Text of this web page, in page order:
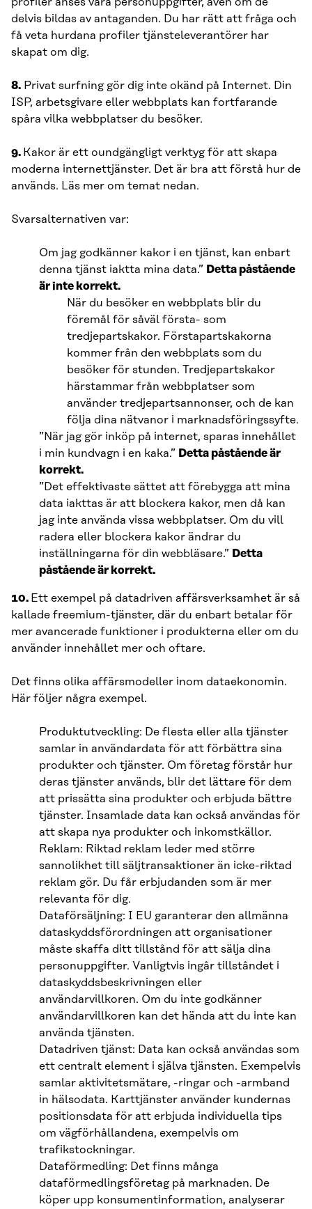
delvis bildas av antaganden. Du har rätt att fråga och
få veta hurdana profiler tjänsteleverantörer har
skapat om dig.
8. Privat surfning gör dig inte okänd på Internet. Din
ISP, arbetsgivare eller webbplats kan fortfarande
spåra vilka webbplatser du besöker.
9. Kakor är ett oundgängligt verktyg för att skapa
moderna internettjänster. Det är bra att förstå hur de
används. Läs mer om temat nedan.
Svarsalternativen var:
Om jag godkänner kakor i en tjänst, kan enbart
denna tjänst iaktta mina data.” Detta påstående
är inte korrekt.
När du besöker en webbplats blir du
föremål för såväl första- som
tredjepartskakor. Förstapartskakorna
kommer från den webbplats som du
besöker för stunden. Tredjepartskakor
härstammar från webbplatser som
använder tredjepartsannonser, och de kan
följa dina nätvanor i marknadsföringssyfte.
”När jag gör inköp på internet, sparas innehållet
i min kundvagn i en kaka.” Detta påstående är
korrekt.
”Det effektivaste sättet att förebygga att mina
data iakttas är att blockera kakor, men då kan
jag inte använda vissa webbplatser. Om du vill
radera eller blockera kakor ändrar du
inställningarna för din webbläsare.” Detta
påstående är korrekt.
10. Ett exempel på datadriven affärsverksamhet är så
kallade freemium-tjänster, där du enbart betalar för
mer avancerade funktioner i produkterna eller om du
använder innehållet mer och oftare.
Det finns olika affärsmodeller inom dataekonomin.
Här följer några exempel.
Produktutveckling: De flesta eller alla tjänster
samlar in användardata för att förbättra sina
produkter och tjänster. Om företag förstår hur
deras tjänster används, blir det lättare för dem
att prissätta sina produkter och erbjuda bättre
tjänster. Insamlade data kan också användas för
att skapa nya produkter och inkomstkällor.
Reklam: Riktad reklam leder med större
sannolikhet till säljtransaktioner än icke-riktad
reklam gör. Du får erbjudanden som är mer
relevanta för dig.
Dataförsäljning: I EU garanterar den allmänna
dataskyddsförordningen att organisationer
måste skaffa ditt tillstånd för att sälja dina
personuppgifter. Vanligtvis ingår tillståndet i
dataskyddsbeskrivningen eller
användarvillkoren. Om du inte godkänner
användarvillkoren kan det hända att du inte kan
använda tjänsten.
Datadriven tjänst: Data kan också användas som
ett centralt element i själva tjänsten. Exempelvis
samlar aktivitetsmätare, -ringar och -armband
in hälsodata. Karttjänster använder kundernas
positionsdata för att erbjuda individuella tips
om vägförhållandena, exempelvis om
trafikstockningar.
Dataförmedling: Det finns många
dataförmedlingsföretag på marknaden. De
köper upp konsumentinformation, analyserar